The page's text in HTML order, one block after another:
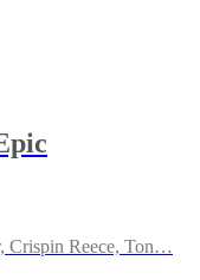
Crispin Reece, Ton…